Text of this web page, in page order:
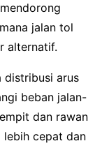
jalan tol
alternatif.
distribusi arus
beban jalan-
dan rawan
lebih cepat dan